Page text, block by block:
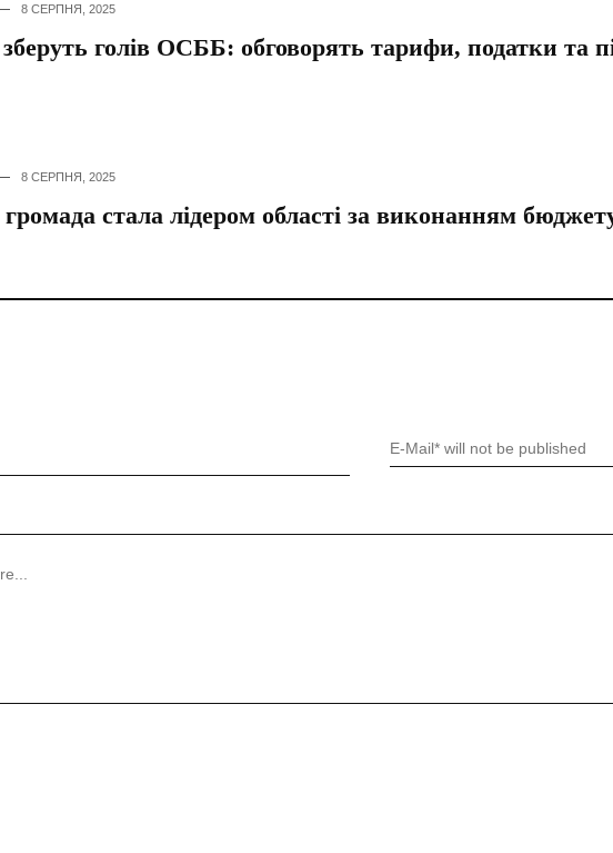
8 СЕРПНЯ, 2025
голів ОСББ: обговорять тарифи, податки та
8 СЕРПНЯ, 2025
стала лідером області за виконанням